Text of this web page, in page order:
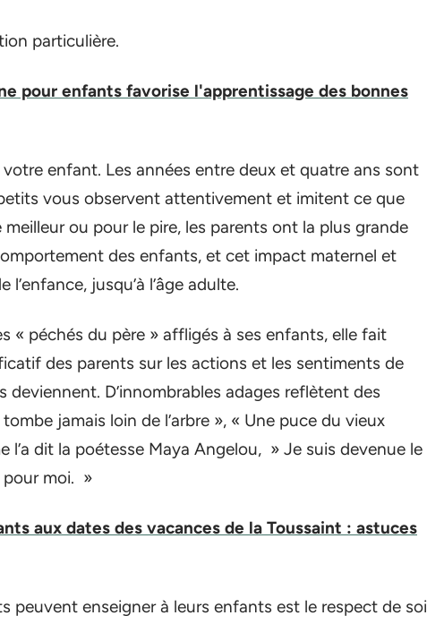
particulière.
pour enfants favorise l'apprentissage des bonnes
enfant. Les années entre deux et quatre ans sont
vous observent attentivement et imitent ce que
ou pour le pire, les parents ont la plus grande
des enfants, et cet impact maternel et
jusqu’à l’âge adulte.
« péchés du père » affligés à ses enfants, elle fait
des parents sur les actions et les sentiments de
deviennent. D’innombrables adages reflètent des
jamais loin de l’arbre », « Une puce du vieux
l’a dit la poétesse Maya Angelou, » Je suis devenue le
pour moi. »
aux dates des vacances de la Toussaint : astuces
peuvent enseigner à leurs enfants est le respect de soi